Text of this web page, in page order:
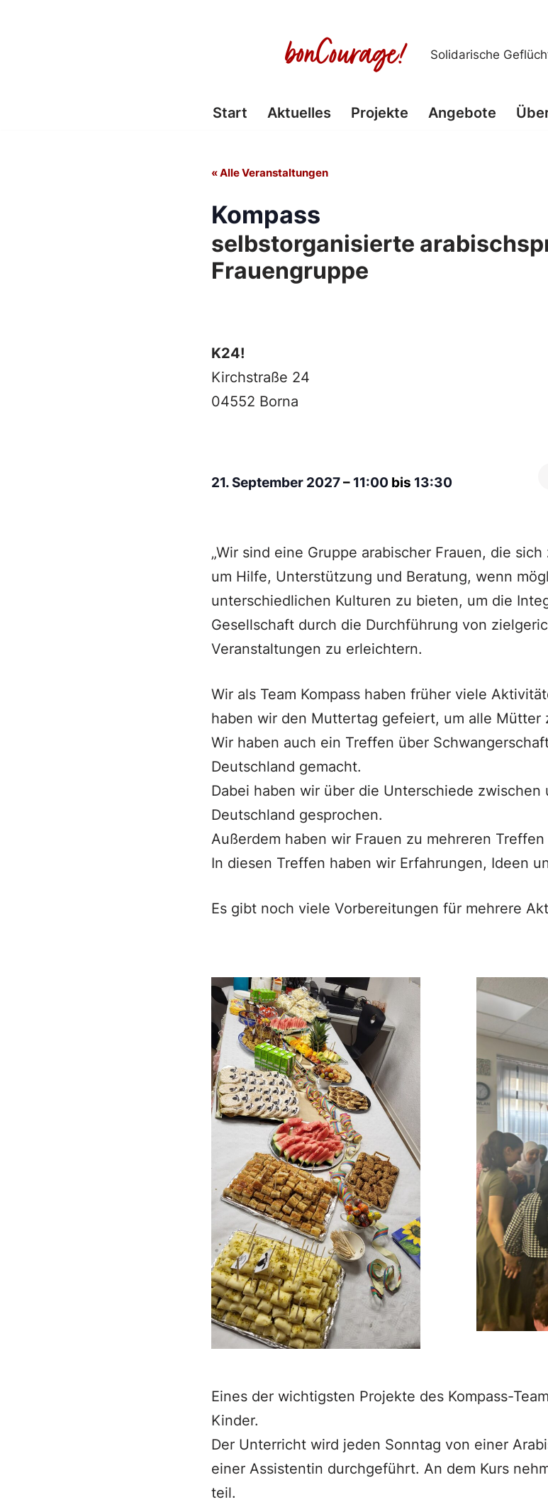
Solidarische
Start Aktuelles Projekte Angebote
« Alle Veranstaltungen
Kompass
selbstorganisierte
Frauengruppe
K24!
Kirchstraße 24
04552 Borna
21. September 2027– 11:00 bis 13:30
„Wir sind eine Gruppe arabischer Frauen, die
um Hilfe, Unterstützung und Beratung, wenn
unterschiedlichen Kulturen zu bieten, um die
Gesellschaft durch die Durchführung von
Veranstaltungen zu erleichtern.
Wir als Team Kompass haben früher viele
haben wir den Muttertag gefeiert, um alle Mütter
Wir haben auch ein Treffen über
Deutschland gemacht.
Dabei haben wir über die Unterschiede zwischen
Deutschland gesprochen.
Außerdem haben wir Frauen zu mehreren
In diesen Treffen haben wir Erfahrungen, Ideen
Es gibt noch viele Vorbereitungen für mehrere
Eines der wichtigsten Projekte des Kompass-
Kinder.
Der Unterricht wird jeden Sonntag von einer
einer Assistentin durchgeführt. An dem Kurs
teil.